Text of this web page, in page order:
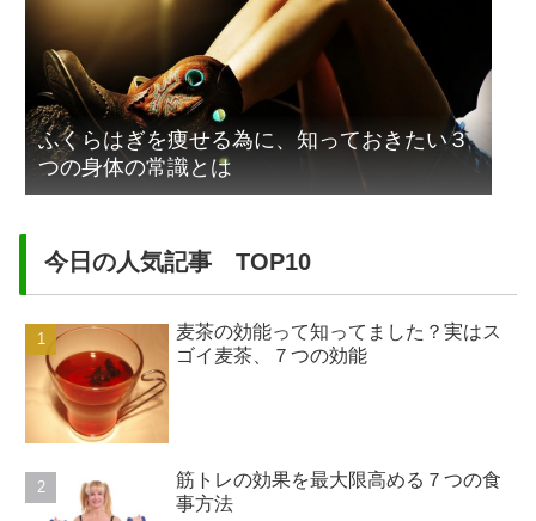
ふくらはぎを痩せる為に、知っておきたい３
つの身体の常識とは
今日の人気記事 TOP10
麦茶の効能って知ってました？実はス
ゴイ麦茶、７つの効能
筋トレの効果を最大限高める７つの食
事方法